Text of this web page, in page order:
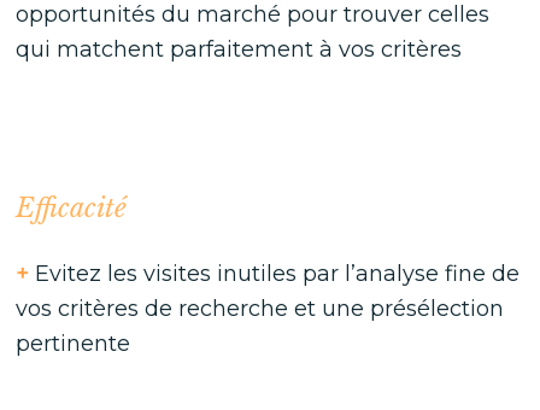
opportunités du marché pour trouver celles
qui matchent parfaitement à vos critères
Efficacité
+ Evitez les visites inutiles par l’analyse fine de
vos critères de recherche et une présélection
pertinente